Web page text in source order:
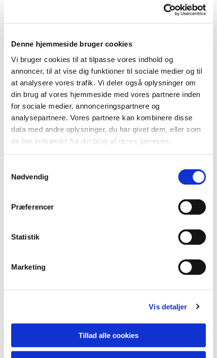
Denne hjemmeside bruger cookies
Vi bruger cookies til at tilpasse vores indhold og
annoncer, til at vise dig funktioner til sociale medier og til
at analysere vores trafik. Vi deler også oplysninger om
din brug af vores hjemmeside med vores partnere inden
for sociale medier, annonceringspartnere og
analysepartnere. Vores partnere kan kombinere disse
data med andre oplysninger, du har givet dem, eller som
de har indsamlet fra din brug af deres tjenester.
Nødvendig
Præferencer
Statistik
Marketing
Vis detaljer
Tillad alle cookies
Du vil måske også kunne